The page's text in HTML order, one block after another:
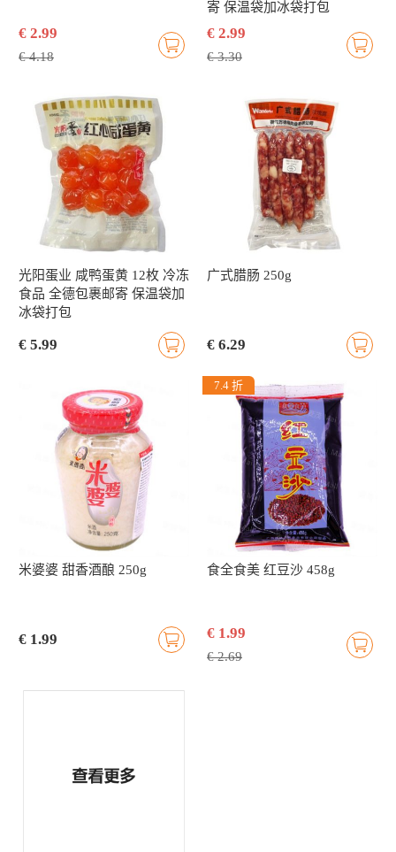
€ 2.99
€ 4.18
寄 保温袋加冰袋打包
€ 2.99
€ 3.30
光阳蛋业 咸鸭蛋黄 12枚 冷冻
食品 全德包裹邮寄 保温袋加
冰袋打包
€ 5.99
广式腊肠 250g
€ 6.29
米婆婆 甜香酒酿 250g
€ 1.99
7.4 折
食全食美 红豆沙 458g
€ 1.99
€ 2.69